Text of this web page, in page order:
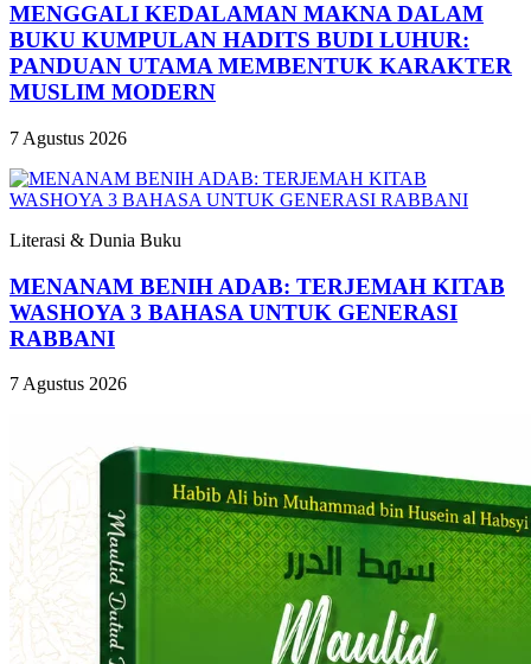
MENGGALI KEDALAMAN MAKNA DALAM
BUKU KUMPULAN HADITS BUDI LUHUR:
PANDUAN UTAMA MEMBENTUK KARAKTER
MUSLIM MODERN
7 Agustus 2026
Literasi & Dunia Buku
MENANAM BENIH ADAB: TERJEMAH KITAB
WASHOYA 3 BAHASA UNTUK GENERASI
RABBANI
7 Agustus 2026